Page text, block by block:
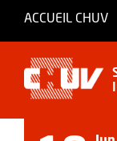
ACCUEIL CHUV